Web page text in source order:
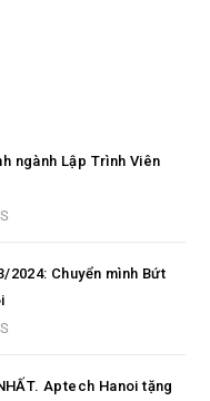
ngành Lập Trình Viên
2024: Chuyển mình Bứt
Aptech Hanoi tặng